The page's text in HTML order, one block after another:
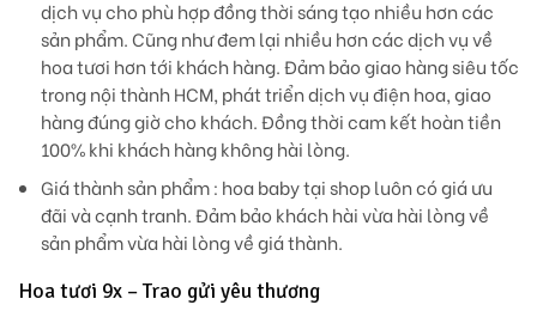
dịch vụ cho phù hợp đồng thời sáng tạo nhiều hơn các
sản phẩm. Cũng như đem lại nhiều hơn các dịch vụ về
hoa tươi hơn tới khách hàng. Đảm bảo giao hàng siêu tốc
trong nội thành HCM, phát triển dịch vụ điện hoa, giao
hàng đúng giờ cho khách. Đồng thời cam kết hoàn tiền
100% khi khách hàng không hài lòng.
Giá thành sản phẩm: hoa baby tại shop luôn có giá ưu
đãi và cạnh tranh. Đảm bảo khách hài vừa hài lòng về
sản phẩm vừa hài lòng về giá thành.
Hoa tươi 9x – Trao gửi yêu thương